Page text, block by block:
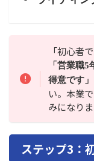
「初心者
「営業職
得意です」
い。本業
みになりま
ステップ3：